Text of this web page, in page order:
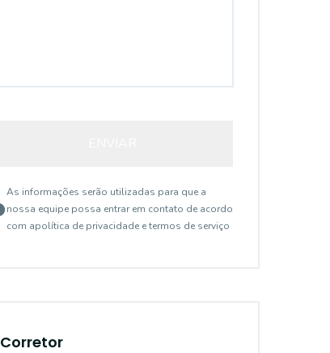
As informações serão utilizadas para que a
nossa equipe possa entrar em contato de acordo
com apolítica de privacidade e termos de serviço
Corretor